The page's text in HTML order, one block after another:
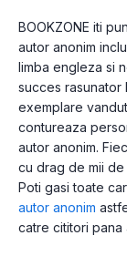
BOOKZONE iti
autor anonim
limba engleza si
succes rasunator
exemplare
contureaza
autor anonim.
cu drag de mii de
Poti gasi toate
autor anonim
catre cititori pana